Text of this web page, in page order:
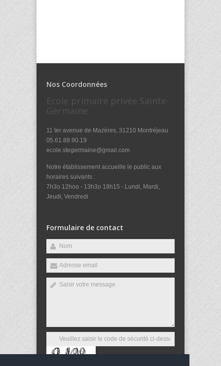
Nos Coordonnées
Ecole primaire privée Sainte-
Germaine
11 ter avenue de Mazères, 31210 Montréjeau
05.61.88.90.19
ecole.stegermaine@gmail.com
Notre établissement accueille le public aux
horaires suivants :
7h3o 12hoo - 13h3o 18h15 - Lundi, Mardi,
Jeudi, Vendredi
Formulaire de contact